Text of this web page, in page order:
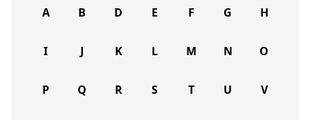
A B D E F G H
I J K L M N O
P Q R S T U V